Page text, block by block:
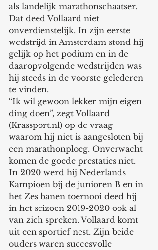
als landelijk marathonschaatser.
Dat deed Vollaard niet
onverdienstelijk. In zijn eerste
wedstrijd in Amsterdam stond hij
gelijk op het podium en in de
daaropvolgende wedstrijden was
hij steeds in de voorste gelederen
te vinden.
“Ik wil gewoon lekker mijn eigen
ding doen”, zegt Vollaard
(Krassport.nl) op de vraag
waarom hij niet is aangesloten bij
een marathonploeg. Onverwacht
komen de goede prestaties niet.
In 2020 werd hij Nederlands
Kampioen bij de junioren B en in
het Zes banen toernooi deed hij
in het seizoen 2019-2020 ook al
van zich spreken. Vollaard komt
uit een sportief nest. Zijn beide
ouders waren succesvolle